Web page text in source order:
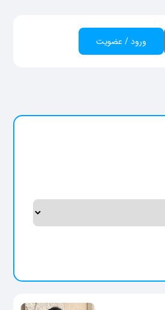
ورود / عضویت